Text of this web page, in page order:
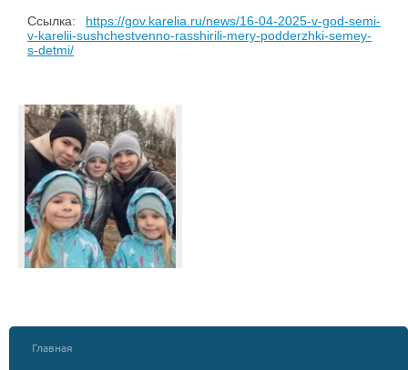
Ссылка: https://gov.karelia.ru/news/16-04-2025-v-god-semi-
v-karelii-sushchestvenno-rasshirili-mery-podderzhki-semey-
s-detmi/
Главная